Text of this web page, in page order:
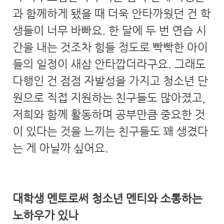
과 함께하게 됐을 때 더욱 안타까웠던 건 학
생들이 너무 바빠요. 한 달에 두 번 연습 시
간을 내는 것조차 힘들 정도로 빡빡한 아이
들의 일정이 새삼 안타깝더라구요. 그래도
다행인 건 점점 자발성을 가지고 청소년 단
원으로 직접 지원하는 친구들도 많아졌고,
저희와 함께 활동하며 공부만큼 중요한 것
이 있다는 것을 느끼는 친구들도 꽤 생겼다
는 게 아닐까 싶어요.
대학생 멘토로써 청소년 멘티와 소통하는
노하우가 있나